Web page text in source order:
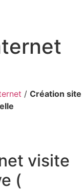
/ Création site
visite
(